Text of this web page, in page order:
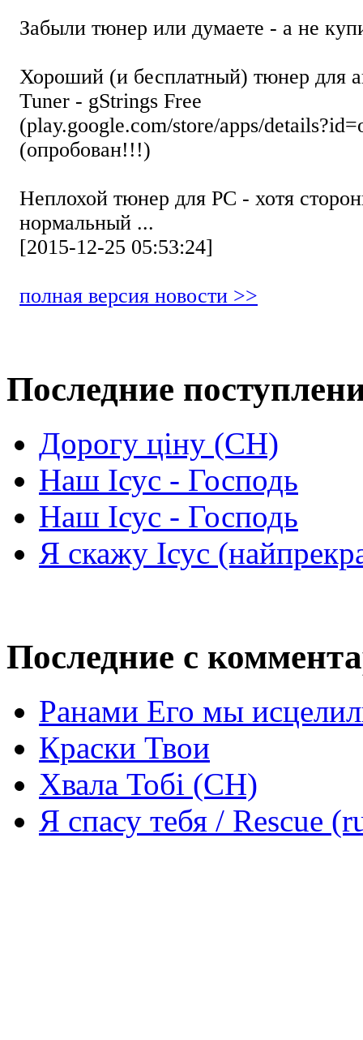
Забыли тюнер или думаете - а не
Хороший (и бесплатный) тюнер для
Tuner - gStrings Free
(play.google.com/store/apps/
(опробован!!!)
Неплохой тюнер для РС - хотя
нормальный ...
[2015-12-25 05:53:24]
полная версия новости >>
Последние
Дорогу ціну (СН)
Наш Ісус - Господь
Наш Ісус - Господь
Я скажу Ісус
Последние с
Ранами Его мы
Краски Твои
Хвала Тобі (СН)
Я спасу тебя / Rescue